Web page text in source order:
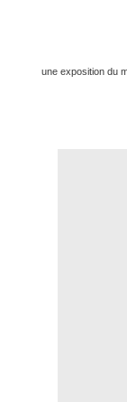
une exposition du